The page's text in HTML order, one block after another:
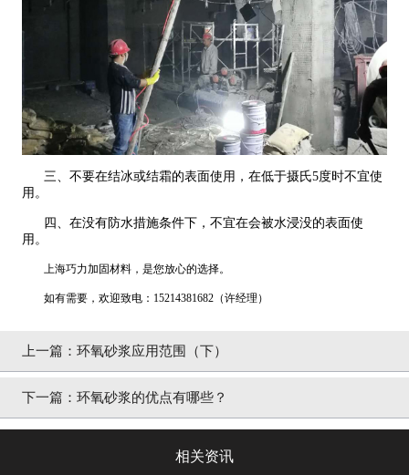
三、不要在结冰或结霜的表面使用，在低于摄氏5度时不宜使
用。
四、在没有防水措施条件下，不宜在会被水浸没的表面使
用。
上海巧力加固材料，是您放心的选择。
如有需要，欢迎致电：15214381682（许经理）
上一篇： 环氧砂浆应用范围（下）
下一篇： 环氧砂浆的优点有哪些？
相关资讯